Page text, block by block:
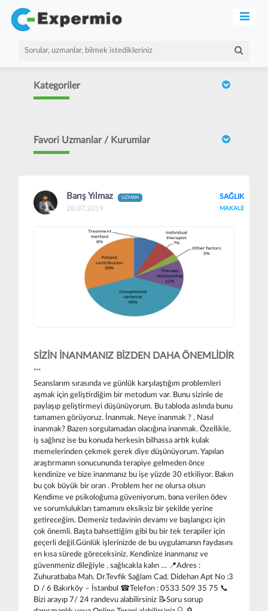
Kategoriler
Favori Uzmanlar / Kurumlar
Barış Yılmaz UZMAN
28.07.2019
SAĞLIK
MAKALE
SİZİN İNANMANIZ BİZDEN DAHA ÖNEMLİDİR
...
Seanslarım sırasında ve günlük karşılaştığım problemleri
aşmak için geliştirdiğim bir metodum var. Bunu sizinle de
paylaşıp geliştirmeyi düşünüyorum. Bu tabloda aslında bunu
tamamen görüyoruz. İnanmak. Neye inanmak ? , Nasıl
inanmak? Bazen sorgulamadan olacığına inanmak. Özellikle,
iş sağlınız ise bu konuda herkesin bilhassa artık kulak
memelerinden çekmek gerek diye düşünüyorum. Yapılan
araştırmanın sonucununda terapiye gelmeden önce
kendinize ve bize inanmanız bu işe yüzde 30 etkiliyor. Bakın
bu çok büyük bir oran . Problem her ne olursa olsun
Kendime ve psikoloğuma güveniyorum, bana verilen ödev
ve sorumlulukları tamamını eksiksiz bir şekilde yerine
getireceğim. Demeniz tedavinin devamı ve başlangıcı için
çok önemli. Başta bahsettiğim gibi bu bir tek terapiler için
geçerli değil.Günlük işlerinizde de bu uygulamanın faydasını
en kısa sürede göreceksiniz. Kendinize inanmanız ve
güvenmeniz dileğiyle , sağlıcakla kalın … 📍Adres :
Zuhuratbaba Mah. Dr.Tevfik Sağlam Cad. Didehan Apt No :3
D / 6 Bakırköy – İstanbul ☎Telefon : 0533 509 35 75 📞
Bizi arayıp 7/ 24 randevu alabilirsiniz 📝Soru sorup